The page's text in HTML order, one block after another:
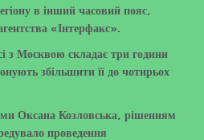
в інший часовий пояс,
«Інтерфакс».
з Москвою складає три години
збільшити її до чотирьох
Оксана Козловська, рішенням
проведення